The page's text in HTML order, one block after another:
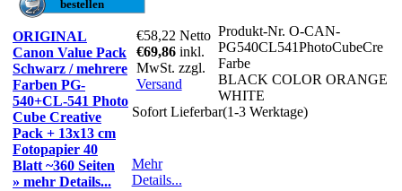
ORIGINAL
Canon Value Pack
Schwarz / mehrere
Farben PG-
540+CL-541 Photo
Cube Creative
Pack + 13x13 cm
Fotopapier 40
Blatt ~360 Seiten
» mehr Details...
€58,22 Netto
€69,86 inkl.
MwSt. zzgl.
Versand
Produkt-Nr. O-CAN-
PG540CL541PhotoCubeCre
Farbe
BLACK COLOR ORANGE
WHITE
Sofort Lieferbar(1-3 Werktage)
Mehr
Details...